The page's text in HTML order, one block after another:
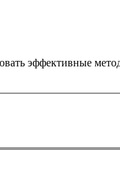
эффективные